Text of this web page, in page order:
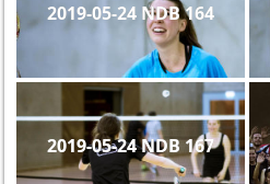
2019-05-24 NDB 164
2019-05-24 NDB 167